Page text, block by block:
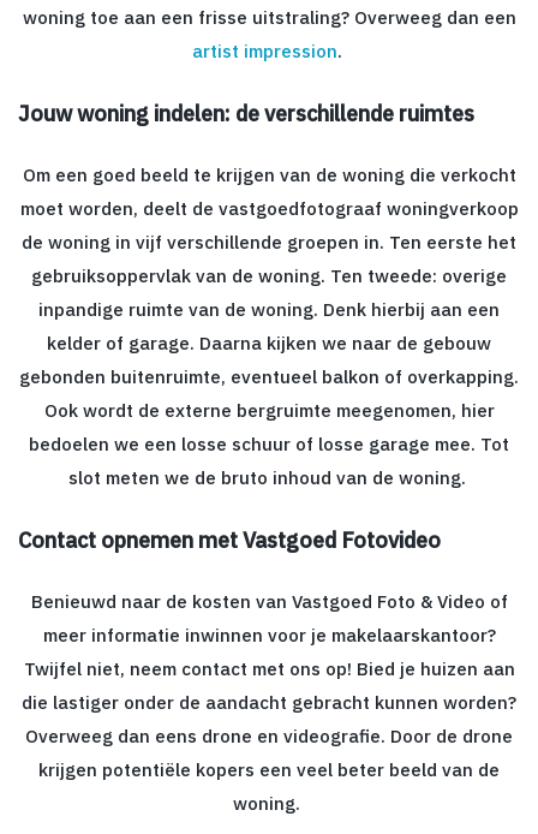
woning toe aan een frisse uitstraling? Overweeg dan een
artist impression.
Jouw woning indelen: de verschillende ruimtes
Om een goed beeld te krijgen van de woning die verkocht
moet worden, deelt de vastgoedfotograaf woningverkoop
de woning in vijf verschillende groepen in. Ten eerste het
gebruiksoppervlak van de woning. Ten tweede: overige
inpandige ruimte van de woning. Denk hierbij aan een
kelder of garage. Daarna kijken we naar de gebouw
gebonden buitenruimte, eventueel balkon of overkapping.
Ook wordt de externe bergruimte meegenomen, hier
bedoelen we een losse schuur of losse garage mee. Tot
slot meten we de bruto inhoud van de woning.
Contact opnemen met Vastgoed Fotovideo
Benieuwd naar de kosten van Vastgoed Foto & Video of
meer informatie inwinnen voor je makelaarskantoor?
Twijfel niet, neem contact met ons op! Bied je huizen aan
die lastiger onder de aandacht gebracht kunnen worden?
Overweeg dan eens drone en videografie. Door de drone
krijgen potentiële kopers een veel beter beeld van de
woning.